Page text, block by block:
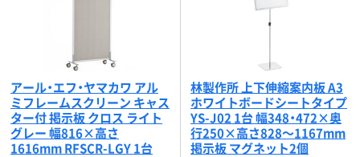
アール・エフ・ヤマカワ アル
ミフレームスクリーン キャス
ター付 掲示板 クロス ライト
グレー 幅816×高さ
1616mm RFSCR-LGY 1台
林製作所 上下伸縮案内板 A3
ホワイトボードシートタイプ
YS-J02 1台 幅348・472×奥
行250×高さ828～1167mm
掲示板 マグネット2個